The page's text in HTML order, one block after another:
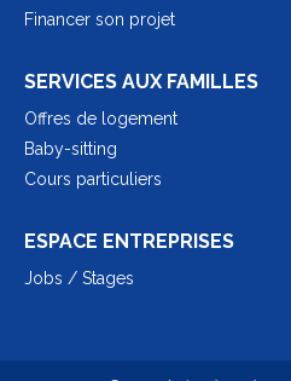
Financer son projet
SERVICES AUX FAMILLES
Offres de logement
Baby-sitting
Cours particuliers
ESPACE ENTREPRISES
Jobs / Stages